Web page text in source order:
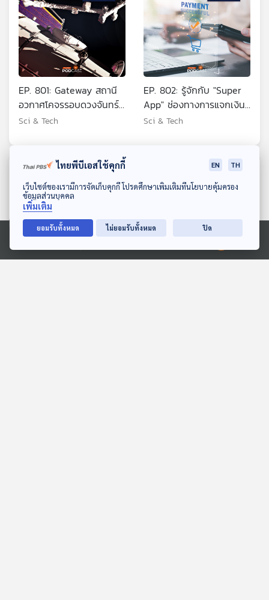
ดาวน์โหลด Thai PBS Podcast Application
Ⓒ 2020 องค์การกระจายเสียงและแพร่ภาพสาธารณะแห่งประเทศไทย
EP. 801: Gateway สถานี
อวกาศโคจรรอบดวงจันทร์
เริ่มเป็นรูปเป็นร่าง
Sci & Tech
EP. 802: รู้จักกับ "Super
App" ช่องทางการแจกเงิน
ดิจิทัลวอลเล็ต 10,000 บาท
Sci & Tech
ตอนที่เกี่ยวข้องไทยพีบีเอสใช้คุกกี้ EN TH
เว็บไซต์ของเรามีการจัดเก็บคุกกี้ โปรดศึกษาเพิ่มเติมที่นโยบายคุ้มครอง
ข้อมูลส่วนบุคคล
เพิ่มเติม
ยอมรับทั้งหมด ไม่ยอมรับทั้งหมด ปิด